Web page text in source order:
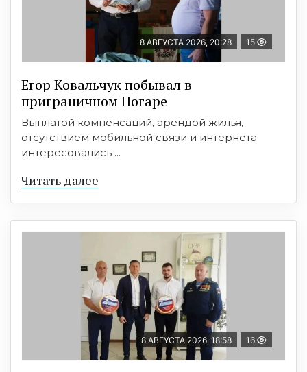
8 АВГУСТА 2026, 20:28 15
Егор Ковальчук побывал в
приграничном Погаре
Выплатой компенсаций, арендой жилья,
отсутствием мобильной связи и интернета
интересовались ...
Читать далее
8 АВГУСТА 2026, 18:58 16